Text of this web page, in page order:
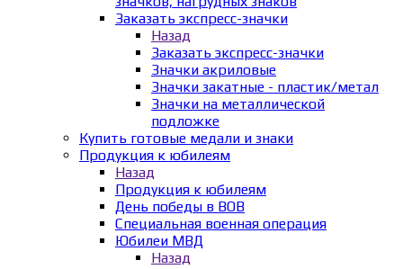
Заказать экспресс-значки
Назад
Заказать экспресс-значки
Значки акриловые
Значки закатные - пластик/метал
Значки на металлической
подложке
Купить готовые медали и знаки
Продукция к юбилеям
Назад
Продукция к юбилеям
День победы в ВОВ
Специальная военная операция
Юбилеи МВД
Назад